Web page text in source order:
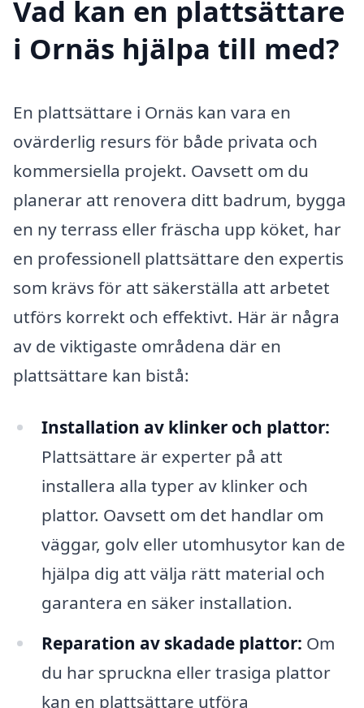
Vad kan en plattsättare
i Ornäs hjälpa till med?
En plattsättare i Ornäs kan vara en
ovärderlig resurs för både privata och
kommersiella projekt. Oavsett om du
planerar att renovera ditt badrum, bygga
en ny terrass eller fräscha upp köket, har
en professionell plattsättare den expertis
som krävs för att säkerställa att arbetet
utförs korrekt och effektivt. Här är några
av de viktigaste områdena där en
plattsättare kan bistå:
Installation av klinker och plattor:
Plattsättare är experter på att
installera alla typer av klinker och
plattor. Oavsett om det handlar om
väggar, golv eller utomhusytor kan de
hjälpa dig att välja rätt material och
garantera en säker installation.
Reparation av skadade plattor: Om
du har spruckna eller trasiga plattor
kan en plattsättare utföra